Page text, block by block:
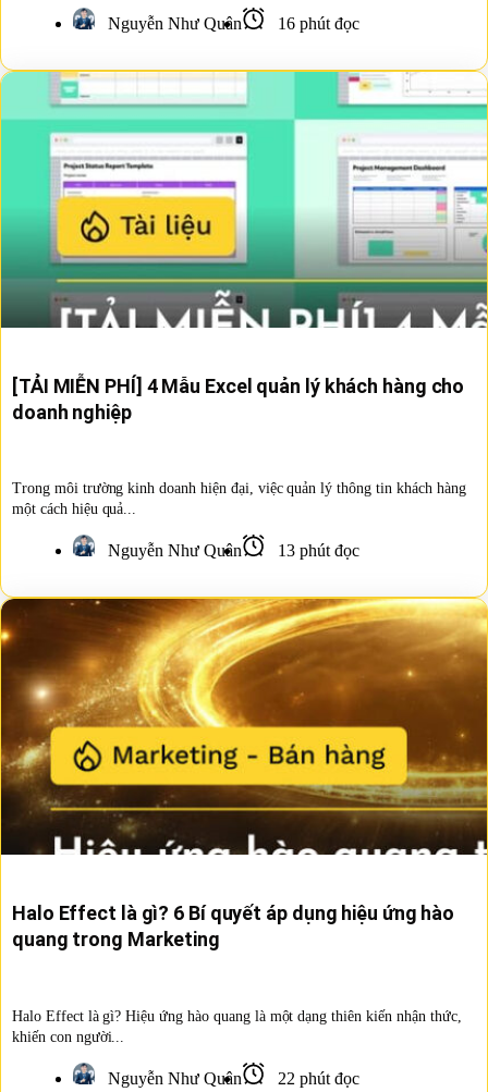
Nguyễn Như Quân 16 phút đọc
[TẢI MIỄN PHÍ] 4 Mẫu Excel quản lý khách hàng cho
doanh nghiệp
Trong môi trường kinh doanh hiện đại, việc quản lý thông tin khách hàng
một cách hiệu quả...
Nguyễn Như Quân 13 phút đọc
Halo Effect là gì? 6 Bí quyết áp dụng hiệu ứng hào
quang trong Marketing
Halo Effect là gì? Hiệu ứng hào quang là một dạng thiên kiến nhận thức,
khiến con người...
Nguyễn Như Quân 22 phút đọc